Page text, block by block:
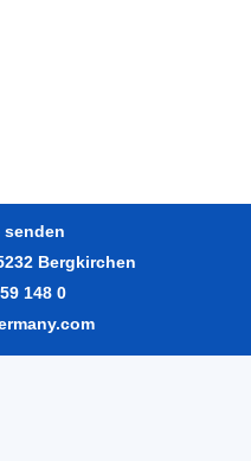
senden
Bergkirchen
148 0